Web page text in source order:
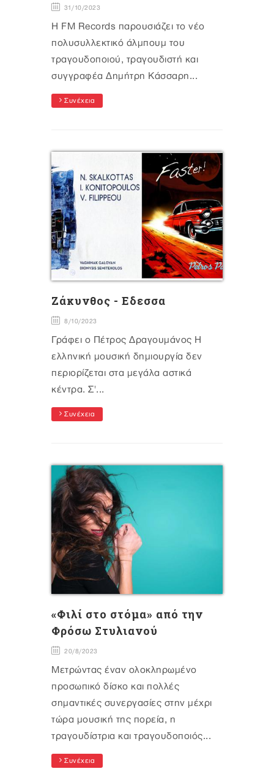
31/10/2023
Η FM Records παρουσιάζει το νέο
πολυσυλλεκτικό άλμπουμ του
τραγουδοποιού, τραγουδιστή και
συγγραφέα Δημήτρη Κάσσαρη...
Συνέχεια
Ζάκυνθος - Εδεσσα
8/10/2023
Γράφει ο Πέτρος Δραγουμάνος Η
ελληνική μουσική δημιουργία δεν
περιορίζεται στα μεγάλα αστικά
κέντρα. Σ'...
Συνέχεια
«Φιλί στο στόμα» από την
Φρόσω Στυλιανού
20/8/2023
Μετρώντας έναν ολοκληρωμένο
προσωπικό δίσκο και πολλές
σημαντικές συνεργασίες στην μέχρι
τώρα μουσική της πορεία, η
τραγουδίστρια και τραγουδοποιός...
Συνέχεια